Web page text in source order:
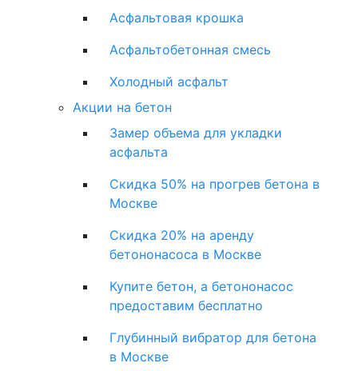
Асфальтовая крошка
Асфальтобетонная смесь
Холодный асфальт
Акции на бетон
Замер объема для укладки
асфальта
Скидка 50% на прогрев бетона в
Москве
Скидка 20% на аренду
бетононасоса в Москве
Купите бетон, а бетононасос
предоставим бесплатно
Глубинный вибратор для бетона
в Москве